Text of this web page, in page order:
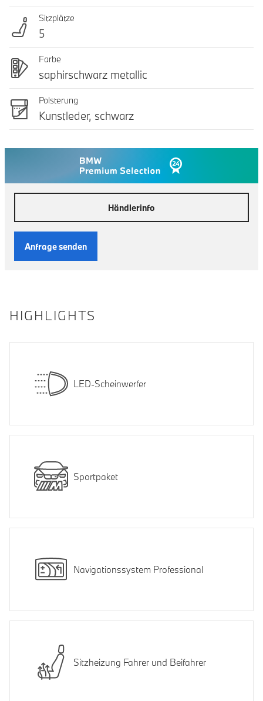
Sitzplätze
5
Farbe
saphirschwarz metallic
Polsterung
Kunstleder, schwarz
Händlerinfo
Anfrage senden
HIGHLIGHTS
LED-Scheinwerfer
Sportpaket
Navigationssystem Professional
Sitzheizung Fahrer und Beifahrer